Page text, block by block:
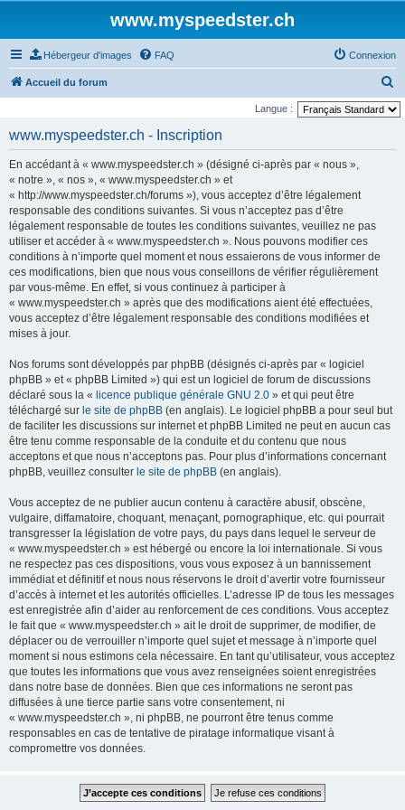
www.myspeedster.ch
Hébergeur d'images FAQ Connexion
Accueil du forum
e
Langue :
www.myspeedster.ch - Inscription
En accédant à « www.myspeedster.ch » (désigné ci-après par « nous »,
« notre », « nos », « www.myspeedster.ch » et
« http://www.myspeedster.ch/forums »), vous acceptez d’être légalement
responsable des conditions suivantes. Si vous n’acceptez pas d’être
légalement responsable de toutes les conditions suivantes, veuillez ne pas
utiliser et accéder à « www.myspeedster.ch ». Nous pouvons modifier ces
conditions à n’importe quel moment et nous essaierons de vous informer de
ces modifications, bien que nous vous conseillons de vérifier régulièrement
par vous-même. En effet, si vous continuez à participer à
« www.myspeedster.ch » après que des modifications aient été effectuées,
vous acceptez d’être légalement responsable des conditions modifiées et
mises à jour.
Nos forums sont développés par phpBB (désignés ci-après par « logiciel
phpBB » et « phpBB Limited ») qui est un logiciel de forum de discussions
déclaré sous la « licence publique générale GNU 2.0 » et qui peut être
téléchargé sur le site de phpBB (en anglais). Le logiciel phpBB a pour seul but
de faciliter les discussions sur internet et phpBB Limited ne peut en aucun cas
être tenu comme responsable de la conduite et du contenu que nous
acceptons et que nous n’acceptons pas. Pour plus d’informations concernant
phpBB, veuillez consulter le site de phpBB (en anglais).
Vous acceptez de ne publier aucun contenu à caractère abusif, obscène,
vulgaire, diffamatoire, choquant, menaçant, pornographique, etc. qui pourrait
transgresser la législation de votre pays, du pays dans lequel le serveur de
« www.myspeedster.ch » est hébergé ou encore la loi internationale. Si vous
ne respectez pas ces dispositions, vous vous exposez à un bannissement
immédiat et définitif et nous nous réservons le droit d’avertir votre fournisseur
d’accès à internet et les autorités officielles. L’adresse IP de tous les messages
est enregistrée afin d’aider au renforcement de ces conditions. Vous acceptez
le fait que « www.myspeedster.ch » ait le droit de supprimer, de modifier, de
déplacer ou de verrouiller n’importe quel sujet et message à n’importe quel
moment si nous estimons cela nécessaire. En tant qu’utilisateur, vous acceptez
que toutes les informations que vous avez renseignées soient enregistrées
dans notre base de données. Bien que ces informations ne seront pas
diffusées à une tierce partie sans votre consentement, ni
« www.myspeedster.ch », ni phpBB, ne pourront être tenus comme
responsables en cas de tentative de piratage informatique visant à
compromettre vos données.